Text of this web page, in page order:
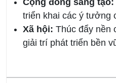
Cộng đồng sáng tạo:
triển khai các ý tưởng
Xã hội: Thúc đẩy nền
giải trí phát triển bền